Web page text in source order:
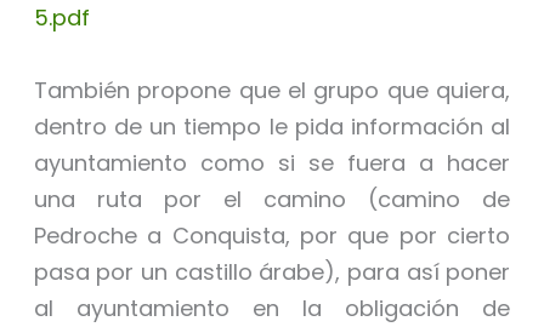
5.pdf
También propone que el grupo que quiera,
dentro de un tiempo le pida información al
ayuntamiento como si se fuera a hacer
una ruta por el camino (camino de
Pedroche a Conquista, por que por cierto
pasa por un castillo árabe), para así poner
al ayuntamiento en la obligación de